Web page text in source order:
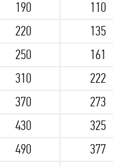
190
110
220
135
250
161
310
222
370
273
430
325
490
377